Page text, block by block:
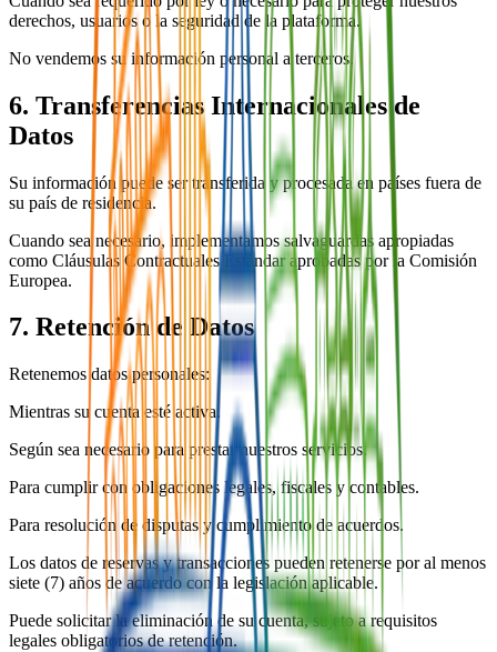
derechos, usuarios o la seguridad de la plataforma.
No vendemos su información personal a terceros.
6. Transferencias Internacionales de
Datos
Su información puede ser transferida y procesada en países fuera de
su país de residencia.
Cuando sea necesario, implementamos salvaguardas apropiadas
como Cláusulas Contractuales Estándar aprobadas por la Comisión
Europea.
7. Retención de Datos
Retenemos datos personales:
Mientras su cuenta esté activa.
Según sea necesario para prestar nuestros servicios.
Para cumplir con obligaciones legales, fiscales y contables.
Para resolución de disputas y cumplimiento de acuerdos.
Los datos de reservas y transacciones pueden retenerse por al menos
siete (7) años de acuerdo con la legislación aplicable.
Puede solicitar la eliminación de su cuenta, sujeto a requisitos
legales obligatorios de retención.